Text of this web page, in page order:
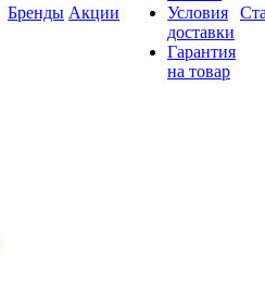
Бренды Акции
Условия
доставки
Гарантия
на товар